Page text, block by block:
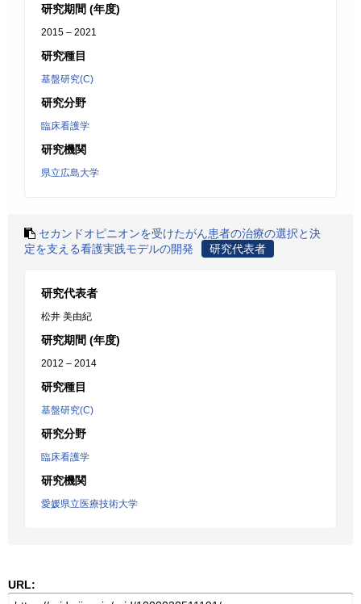
研究期間 (年度)
2015 – 2021
研究種目
基盤研究(C)
研究分野
臨床看護学
研究機関
県立広島大学
セカンドオピニオンを受けたがん患者の治療の選択と決
定を支える看護実践モデルの開発
研究代表者
研究代表者
松井 美由紀
研究期間 (年度)
2012 – 2014
研究種目
基盤研究(C)
研究分野
臨床看護学
研究機関
愛媛県立医療技術大学
URL: